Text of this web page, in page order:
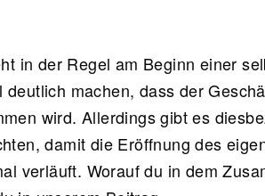
in der Regel am Beginn einer
machen, dass der
wird. Allerdings gibt es
damit die Eröffnung des
verläuft. Worauf du in dem